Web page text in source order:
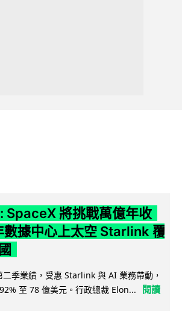
SpaceX 將挑戰萬億年收
數據中心上太空 Starlink 覆
季業績，受惠 Starlink 與 AI 業務帶動，
至 78 億美元。行政總裁 Elon...
閱讀